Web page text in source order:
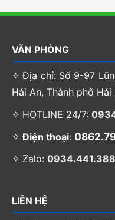
VĂN PHÒNG
✧ Địa chỉ: Số 9-97
Hải An, Thành phố Hải
✧ HOTLINE 24/7:
✧Điện thoại:
✧ Zalo: 0934.441.388
LIÊN HỆ